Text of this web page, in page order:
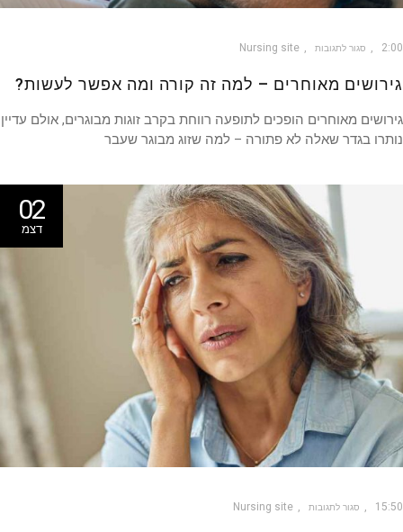
סגור לתגובות Nursing site
מאוחרים – למה זה קורה ומה אפשר לעשות?
מאוחרים הופכים לתופעה רווחת בקרב זוגות מבוגרים, אולם עדיין
בגדר שאלה לא פתורה – למה שזוג מבוגר שעבר
02
דצמ
סגור לתגובות Nursing site